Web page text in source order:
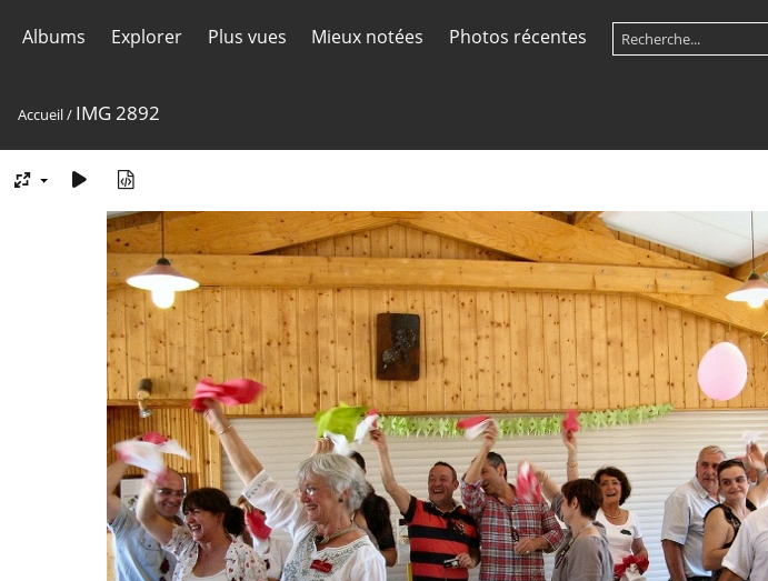
Albums Explorer Plus vues Mieux notées Photos récentes
Accueil/ IMG 2892